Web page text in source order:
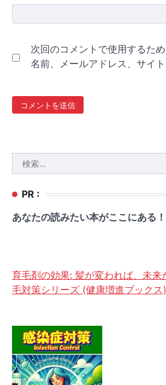
次回のコメントで使用するた
名前、メールアドレス、サイト
索:
PR :
あなたの読みたい本がここにある！
育毛剤の効果: 髪が変われば、未
毛対策シリーズ (健康増進ブック